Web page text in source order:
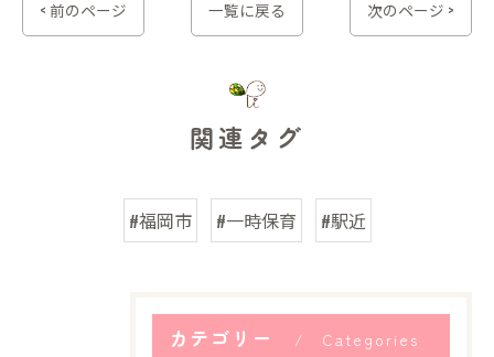
< 前のページ 一覧に戻る 次のページ >
関連タグ
#福岡市 #一時保育 #駅近
カテゴリー Categories